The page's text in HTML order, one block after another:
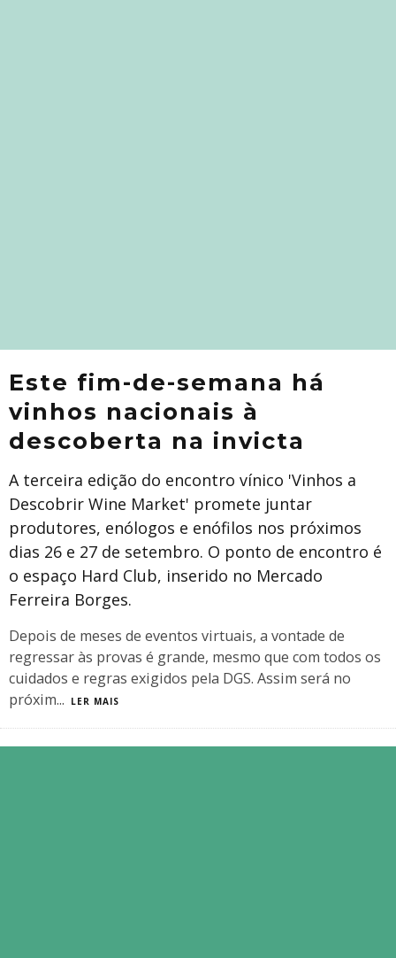
Este fim-de-semana há
vinhos nacionais à
descoberta na invicta
A terceira edição do encontro vínico 'Vinhos a
Descobrir Wine Market' promete juntar
produtores, enólogos e enófilos nos próximos
dias 26 e 27 de setembro. O ponto de encontro é
o espaço Hard Club, inserido no Mercado
Ferreira Borges.
Depois de meses de eventos virtuais, a vontade de
regressar às provas é grande, mesmo que com todos os
cuidados e regras exigidos pela DGS. Assim será no
próxim... LER MAIS